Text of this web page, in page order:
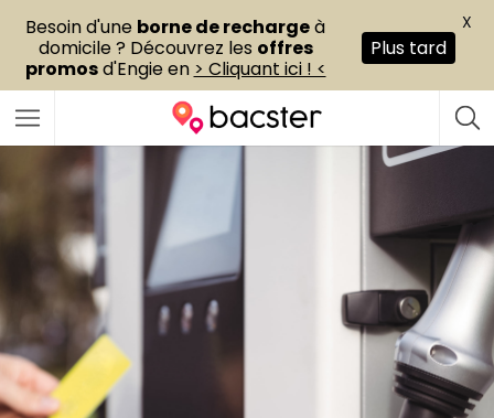
Besoin d'une borne de rechargeà
domicile ? Découvrez les offres
promosd'Engie en > Cliquant ici ! <
Plus tard
X